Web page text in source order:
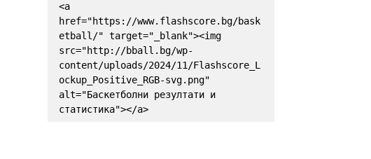
<a
href="https://www.flashscore.bg/bask
etball/" target="_blank"><img
src="http://bball.bg/wp-
content/uploads/2024/11/Flashscore_L
ockup_Positive_RGB-svg.png"
alt="Баскетболни резултати и
статистика"></a>